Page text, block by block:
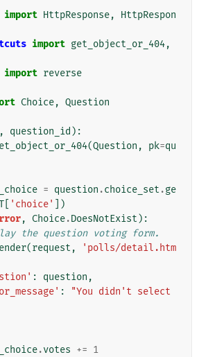
import HttpResponse,
HttpRespon
import get_object_or_404,
import reverse
Choice, Question
, question_id ):
(Question , pk=qu
= question .choice_set .ge
'choice'
])
, Choice.DoesNotExist ):
the question voting form.
(request ,
'polls/detail.htm
: question ,
:
"You didn't select
.votes += 1